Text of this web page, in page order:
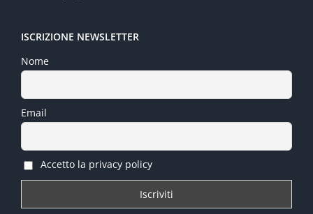
ISCRIZIONE NEWSLETTER
Nome
Email
Accetto la privacy policy